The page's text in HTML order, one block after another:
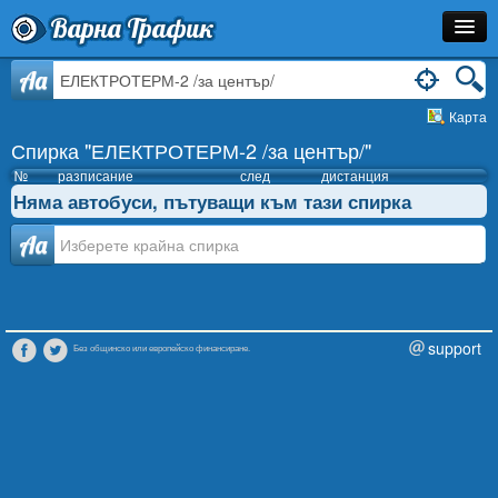
Варна Трафик
Спирка
Разписание
Как Да Стигна?
Инфо
Aa
Карта
Спирка "ЕЛЕКТРОТЕРМ-2 /за център/"
№ разписание след дистанция
Няма автобуси, пътуващи към тази спирка
Аа
Без общинско или европейско финансиране. support